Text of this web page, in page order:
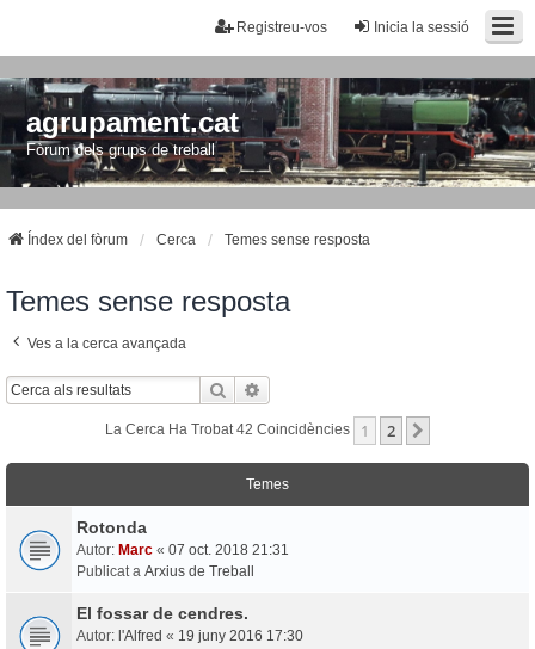
Inicia la sessió
Registreu-vos
agrupament.cat
Fòrum dels grups de treball
Índex del fòrum Cerca Temes sense resposta
Temes sense resposta
Ves a la cerca avançada
Cerca
La Cerca Ha Trobat 42 Coincidències 1 2
Temes
Rotonda
Autor: Marc « 07 oct. 2018 21:31
Publicat a Arxius de Treball
El fossar de cendres.
Autor: l'Alfred « 19 juny 2016 17:30